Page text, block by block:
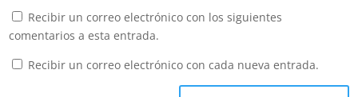
Recibir un correo electrónico con los siguientes
comentarios a esta entrada.
Recibir un correo electrónico con cada nueva entrada.